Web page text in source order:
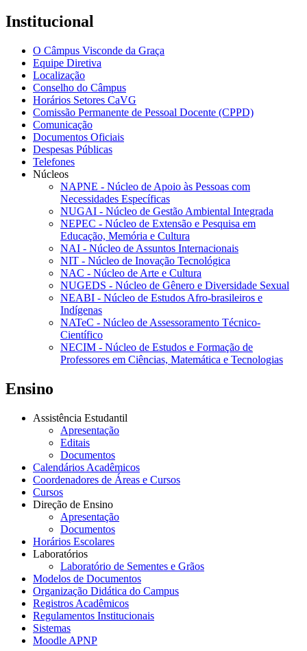
Institucional
O Câmpus Visconde da Graça
Equipe Diretiva
Localização
Conselho do Câmpus
Horários Setores CaVG
Comissão Permanente de Pessoal Docente (CPPD)
Comunicação
Documentos Oficiais
Despesas Públicas
Telefones
Núcleos
NAPNE - Núcleo de Apoio às Pessoas com
Necessidades Específicas
NUGAI - Núcleo de Gestão Ambiental Integrada
NEPEC - Núcleo de Extensão e Pesquisa em
Educação, Memória e Cultura
NAI - Núcleo de Assuntos Internacionais
NIT - Núcleo de Inovação Tecnológica
NAC - Núcleo de Arte e Cultura
NUGEDS - Núcleo de Gênero e Diversidade Sexual
NEABI - Núcleo de Estudos Afro-brasileiros e
Indígenas
NATeC - Núcleo de Assessoramento Técnico-
Científico
NECIM - Núcleo de Estudos e Formação de
Professores em Ciências, Matemática e Tecnologias
Ensino
Assistência Estudantil
Apresentação
Editais
Documentos
Calendários Acadêmicos
Coordenadores de Áreas e Cursos
Cursos
Direção de Ensino
Apresentação
Documentos
Horários Escolares
Laboratórios
Laboratório de Sementes e Grãos
Modelos de Documentos
Organização Didática do Campus
Registros Acadêmicos
Regulamentos Institucionais
Sistemas
Moodle APNP